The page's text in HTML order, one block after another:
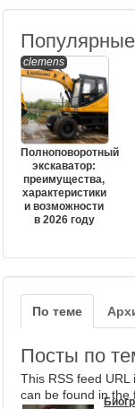
clemens
Полноповоротный
экскаватор:
преимущества,
характеристики
и возможности
в 2026 году
По теме
Посты по
This RSS feed
can be found in the